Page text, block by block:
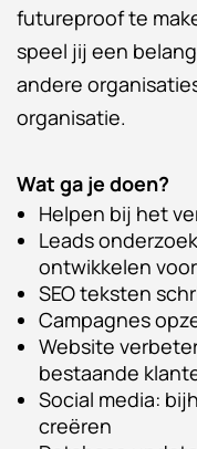
futureproof te
speel jij een
andere
organisatie.
Wat ga je doen?
Helpen bij het
Leads
ontwikkelen
SEO teksten
Campagnes
Website
bestaande
Social media:
creëren